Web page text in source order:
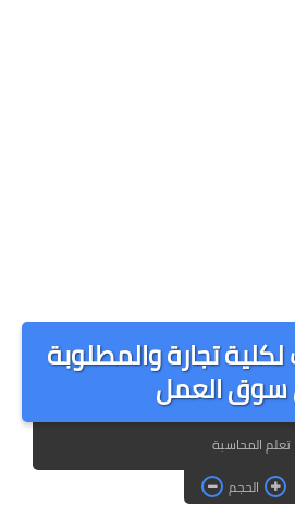
تجارة والمطلوبة
العمل
تعلم المحاسبة
الحجم